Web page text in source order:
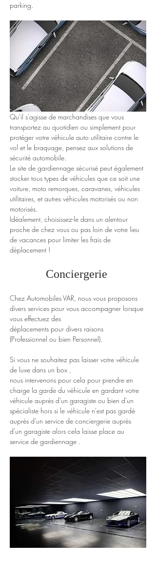
<Précédent Suivant >
parking.
Qu'il s'agisse de marchandises que vous
transportez au quotidien ou simplement pour
protéger votre véhicule auto utilitaire contre le
vol et le braquage, pensez aux solutions de
sécurité automobile.
Le site de gardiennage sécurisé peut également
stocker tous types de véhicules que ce soit une
voiture, moto remorques, caravanes, véhicules
utilitaires, et autres véhicules motorisés ou non
motorisés.
Idéalement, choisissez-le dans un alentour
proche de chez vous ou pas loin de votre lieu
de vacances pour limiter les frais de
déplacement !
Conciergerie
Chez Automobiles VAR, nous vous proposons
divers services pour vous accompagner lorsque
vous effectuez des
déplacements pour divers raisons
(Professionnel ou bien Personnel).
Si vous ne souhaitez pas laisser votre véhicule
de luxe dans un box ,
nous intervenons pour cela pour prendre en
charge la garde du véhicule en gardant votre
véhicule auprès d'un garagiste ou bien d'un
spécialiste hors si le véhicule n'est pas gardé
auprès d'un service de conciergerie auprès
d'un garagiste alors cela laisse place au
service de gardiennage .